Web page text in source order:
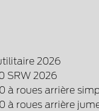
2026
SRW 2026
à roues arrière
à roues arrière